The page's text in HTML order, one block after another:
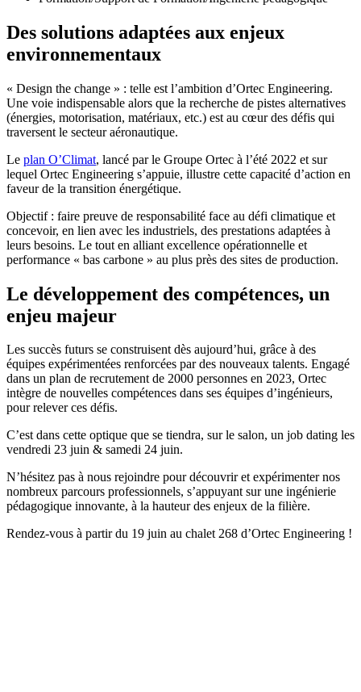
Des solutions adaptées aux enjeux
environnementaux
« Design the change » : telle est l’ambition d’Ortec Engineering.
Une voie indispensable alors que la recherche de pistes alternatives
(énergies, motorisation, matériaux, etc.) est au cœur des défis qui
traversent le secteur aéronautique.
Le plan O’Climat, lancé par le Groupe Ortec à l’été 2022 et sur
lequel Ortec Engineering s’appuie, illustre cette capacité d’action en
faveur de la transition énergétique.
Objectif : faire preuve de responsabilité face au défi climatique et
concevoir, en lien avec les industriels, des prestations adaptées à
leurs besoins. Le tout en alliant excellence opérationnelle et
performance « bas carbone » au plus près des sites de production.
Le développement des compétences, un
enjeu majeur
Les succès futurs se construisent dès aujourd’hui, grâce à des
équipes expérimentées renforcées par des nouveaux talents. Engagé
dans un plan de recrutement de 2000 personnes en 2023, Ortec
intègre de nouvelles compétences dans ses équipes d’ingénieurs,
pour relever ces défis.
C’est dans cette optique que se tiendra, sur le salon, un job dating les
vendredi 23 juin & samedi 24 juin.
N’hésitez pas à nous rejoindre pour découvrir et expérimenter nos
nombreux parcours professionnels, s’appuyant sur une ingénierie
pédagogique innovante, à la hauteur des enjeux de la filière.
Rendez-vous à partir du 19 juin au chalet 268 d’Ortec Engineering !